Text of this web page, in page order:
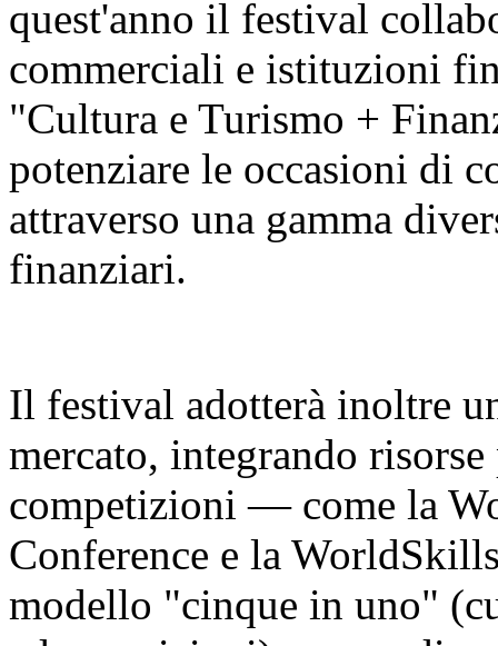
quest'anno il festival
commerciali e istituzioni
"Cultura e Turismo +
potenziare le occasioni di
attraverso una gamma
finanziari.
Il festival adotterà inoltre
mercato, integrando
competizioni — come la
Conference e la
modello "cinque in uno"